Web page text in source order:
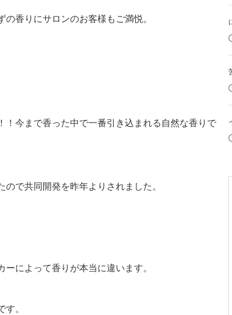
香りにサロンのお客様もご満悦。
今まで香った中で一番引き込まれる自然な香りで
で共同開発を昨年よりされました。
によって香りが本当に違います。
。